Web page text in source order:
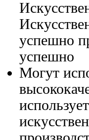
успешно
успешно
Могут